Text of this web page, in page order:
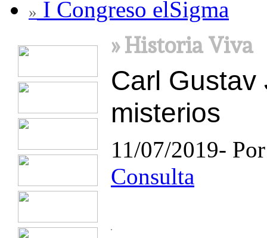
» I Congreso elSigma
» Historia Viva
Carl Gustav
misterios
11/07/2019-
Consulta